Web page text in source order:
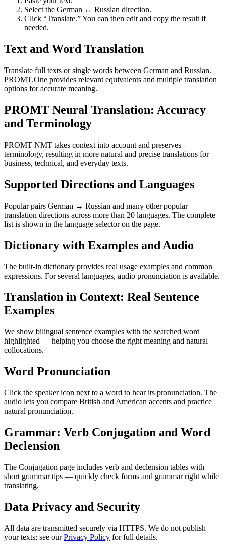
Select the German ↔ Russian direction.
Click “Translate.” You can then edit and copy the result if
needed.
Text and Word Translation
Translate full texts or single words between German and Russian.
PROMT.One provides relevant equivalents and multiple translation
options for accurate meaning.
PROMT Neural Translation: Accuracy
and Terminology
PROMT NMT takes context into account and preserves
terminology, resulting in more natural and precise translations for
business, technical, and everyday texts.
Supported Directions and Languages
Popular pairs German ↔ Russian and many other popular
translation directions across more than 20 languages. The complete
list is shown in the language selector on the page.
Dictionary with Examples and Audio
The built-in dictionary provides real usage examples and common
expressions. For several languages, audio pronunciation is available.
Translation in Context: Real Sentence
Examples
We show bilingual sentence examples with the searched word
highlighted — helping you choose the right meaning and natural
collocations.
Word Pronunciation
Click the speaker icon next to a word to hear its pronunciation. The
audio lets you compare British and American accents and practice
natural pronunciation.
Grammar: Verb Conjugation and Word
Declension
The Conjugation page includes verb and declension tables with
short grammar tips — quickly check forms and grammar right while
translating.
Data Privacy and Security
All data are transmitted securely via HTTPS. We do not publish
your texts; see ourPrivacy Policy for full details.